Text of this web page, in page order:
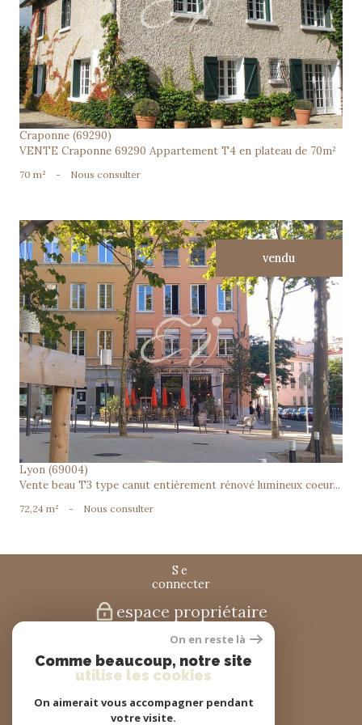
voir le bien
Craponne (69290)
VENTE Craponne 69290 Appartement T4 en plateau de 70m²
70 m² - Nous consulter
vendu
voir le bien
Lyon (69004)
Vente beau T3 type canut entièrement rénové lumineux coeur...
72,24 m² - Nous consulter
se
connecter
espace propriétaire
nous
suivre
On en reste là
Comme beaucoup, notre site
utilise les cookies
On aimerait vous accompagner pendant
votre visite.